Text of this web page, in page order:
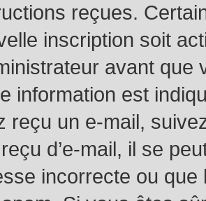
reçues.
inscription soit
avant
information est
reçu un e-mail,
d’e-mail, il se
incorrecte ou que